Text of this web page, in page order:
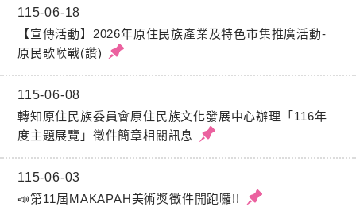
【宣傳活動】2026年原住民族產業及特色市集推廣活動-
原民歌喉戰(讚)
115-06-18
轉知原住民族委員會原住民族文化發展中心辦理「116年
度主題展覽」徵件簡章相關訊息
115-06-08
📣第11屆MAKAPAH美術獎徵件開跑囉!!
115-06-03